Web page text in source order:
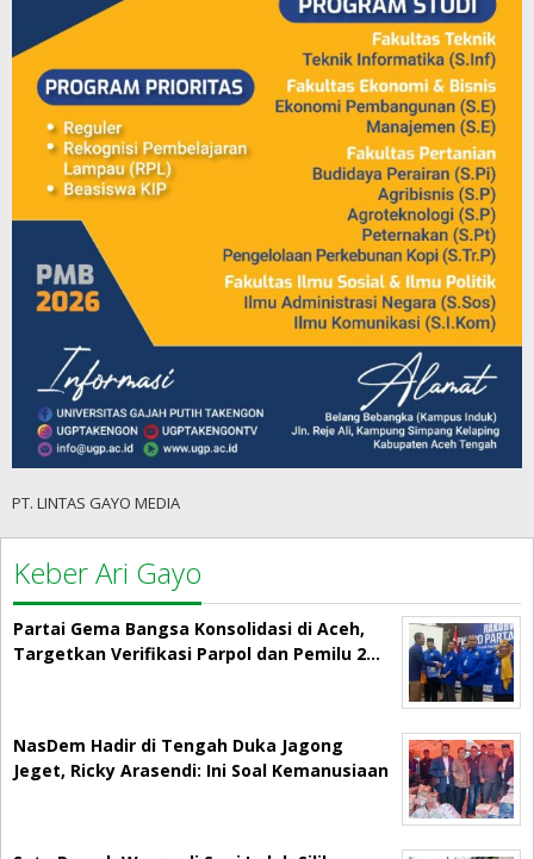
PT. LINTAS GAYO MEDIA
Keber Ari Gayo
Partai Gema Bangsa Konsolidasi di Aceh,
Targetkan Verifikasi Parpol dan Pemilu 2…
NasDem Hadir di Tengah Duka Jagong
Jeget, Ricky Arasendi: Ini Soal Kemanusiaan